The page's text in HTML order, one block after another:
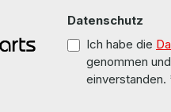
Datenschutz
Ich habe die
genommen
einverstanden.